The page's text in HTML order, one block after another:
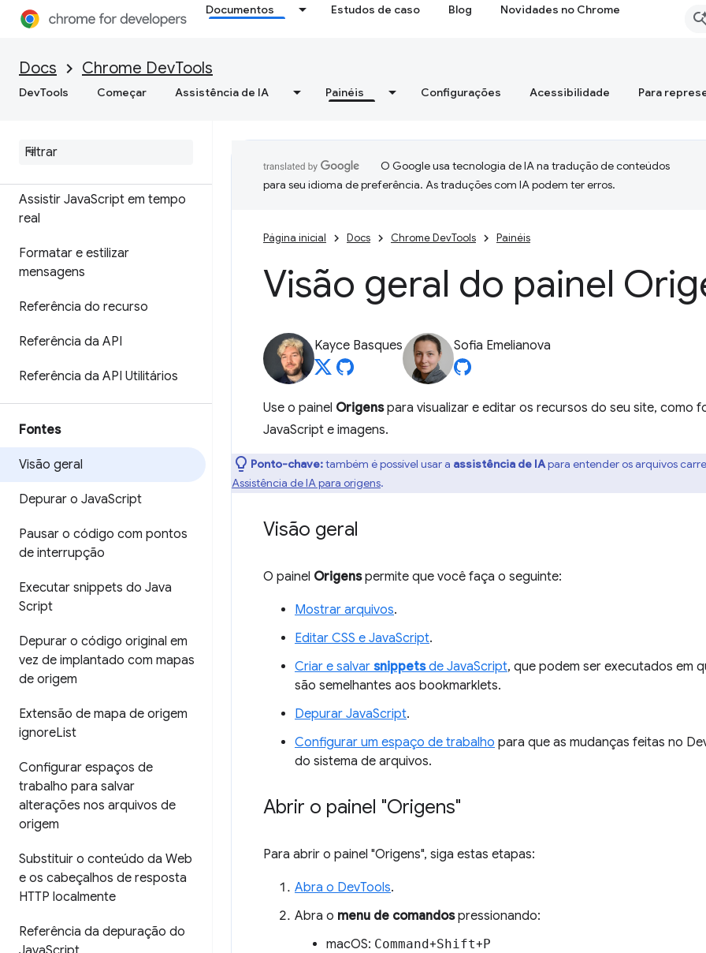
Documentos Estudos de caso Blog Novidades no Chrome
Docs Chrome DevTools
DevTools Começar Assistência de IA Painéis Configurações Acessibilidade Para
Console
Entender erros e avisos com
insights do console
Assistir JavaScript em tempo
real
Formatar e estilizar
mensagens
Referência do recurso
Referência da API
Referência da API Utilitários
Fontes
Visão geral
Depurar o JavaScript
Pausar o código com pontos
de interrupção
Executar snippets do Java
Script
Depurar o código original em
vez de implantado com mapas
de origem
Extensão de mapa de origem
ignoreList
Configurar espaços de
trabalho para salvar
alterações nos arquivos de
origem
Substituir o conteúdo da Web
e os cabeçalhos de resposta
HTTP localmente
Referência da depuração do
O Google usa tecnologia de IA na tradução de conteúdos
para seu idioma de preferência. As traduções com IA podem ter erros.
Página inicial Docs Chrome DevTools Painéis
Visão geral do painel
Kayce Basques Sofia Emelianova
Use o painel Origenspara visualizar e editar os recursos do seu site, como
JavaScript e imagens.
Ponto-chave:também é possível usar a assistência de IApara entender os arquivos
Assistência de IA para origens.
Visão geral
O painel Origenspermite que você faça o seguinte:
Mostrar arquivos.
Editar CSS e JavaScript.
Criar e salvar snippetsde JavaScript, que podem ser executados em
são semelhantes aos bookmarklets.
Depurar JavaScript.
Configurar um espaço de trabalho para que as mudanças feitas no
do sistema de arquivos.
Abrir o painel "Origens"
Para abrir o painel "Origens", siga estas etapas:
Abra o DevTools.
Abra o menu de comandospressionando:
macOS: Command+Shift+P